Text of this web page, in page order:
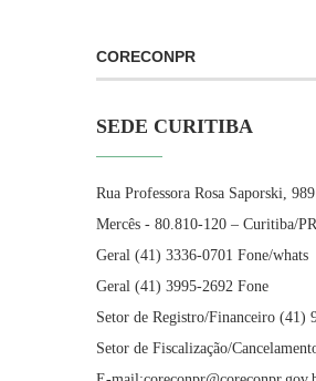
CORECONPR
SEDE CURITIBA
Rua Professora Rosa Saporski, 989
Mercês - 80.810-120 – Curitiba/PR
Geral (41) 3336-0701 Fone/whats
Geral (41) 3995-2692 Fone
Setor de Registro/Financeiro (41)
Setor de Fiscalização/